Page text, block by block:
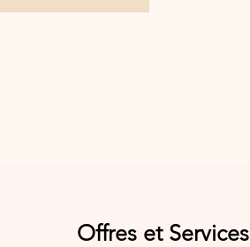
Offres et Services